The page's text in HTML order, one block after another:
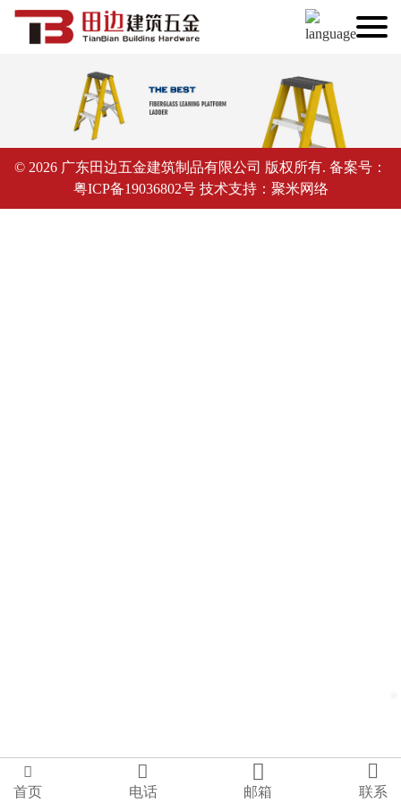

首页

电话

邮箱

联系
© 2026 广东田边五金建筑制品有限公司 版权所有. 备案号：
粤ICP备19036802号技术支持： 聚米网络